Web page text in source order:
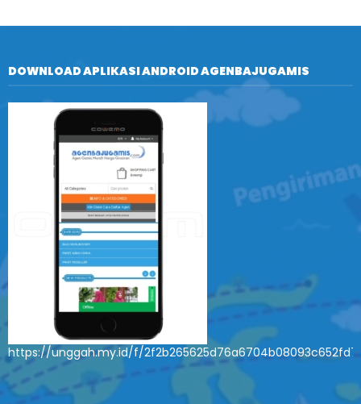
DOWNLOAD APLIKASI ANDROID AGENBAJUGAMIS
https://unggah.my.id/f/